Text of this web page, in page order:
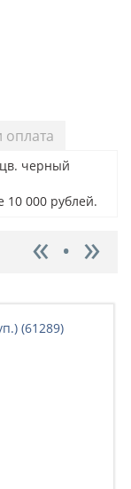
оплата
черный
000 рублей.
(61289)